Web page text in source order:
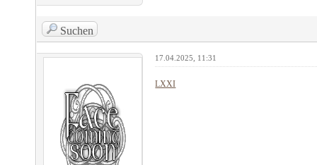
Suchen
17.04.2025, 11:31
LXXI